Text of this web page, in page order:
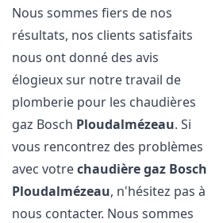
Nous sommes fiers de nos
résultats, nos clients satisfaits
nous ont donné des avis
élogieux sur notre travail de
plomberie pour les chaudières
gaz Bosch Ploudalmézeau. Si
vous rencontrez des problèmes
avec votrechaudière gaz Bosch
Ploudalmézeau, n'hésitez pas à
nous contacter. Nous sommes